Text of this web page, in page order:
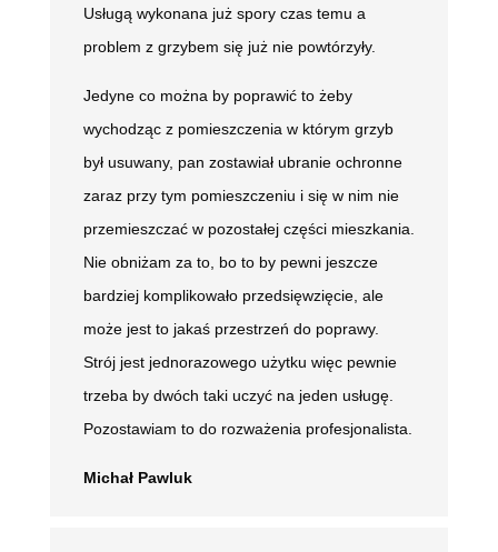
Usługą wykonana już spory czas temu a
problem z grzybem się już nie powtórzyły.
Jedyne co można by poprawić to żeby
wychodząc z pomieszczenia w którym grzyb
był usuwany, pan zostawiał ubranie ochronne
zaraz przy tym pomieszczeniu i się w nim nie
przemieszczać w pozostałej części mieszkania.
Nie obniżam za to, bo to by pewni jeszcze
bardziej komplikowało przedsięwzięcie, ale
może jest to jakaś przestrzeń do poprawy.
Strój jest jednorazowego użytku więc pewnie
trzeba by dwóch taki uczyć na jeden usługę.
Pozostawiam to do rozważenia profesjonalista.
Michał Pawluk